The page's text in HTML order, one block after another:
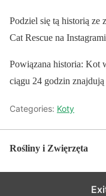
Podziel się tą historią ze
Cat Rescue na
Powiązana historia: Kot
ciągu 24 godzin
Categories: Koty
Rośliny i Zwięrzęta